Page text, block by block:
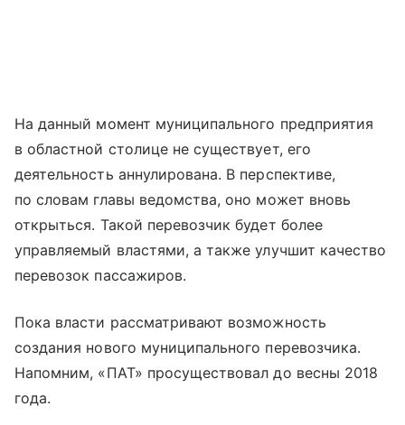
На данный момент муниципального предприятия
в областной столице не существует, его
деятельность аннулирована. В перспективе,
по словам главы ведомства, оно может вновь
открыться. Такой перевозчик будет более
управляемый властями, а также улучшит качество
перевозок пассажиров.
Пока власти рассматривают возможность
создания нового муниципального перевозчика.
Напомним, «ПАТ» просуществовал до весны 2018
года.